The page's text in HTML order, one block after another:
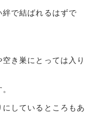
で結ばれるはずで
き巣にとっては入り
しているところもあ